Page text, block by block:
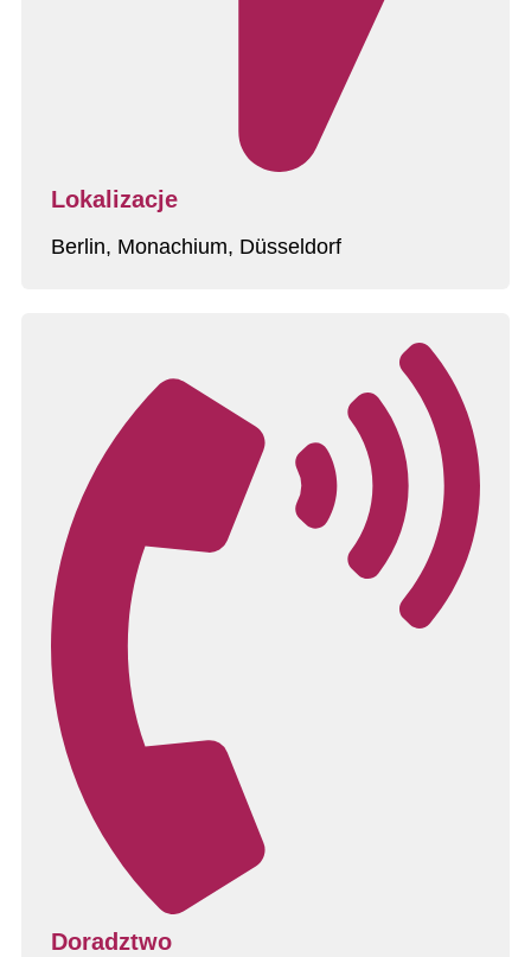
Lokalizacje
Berlin, Monachium, Düsseldorf
Doradztwo